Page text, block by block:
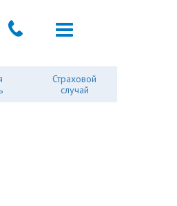
Страховой
случай